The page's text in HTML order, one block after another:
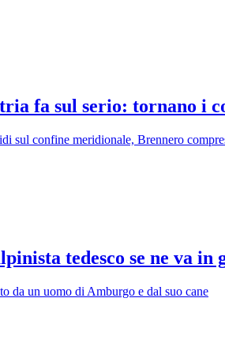
fa sul serio: tornano i
sul confine meridionale, Brennero
tedesco se ne va
da un uomo di Amburgo e dal suo cane